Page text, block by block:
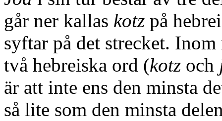
går ner kallas kotz på
syftar på det strecket.
två hebreiska ord (kotz och
är att inte ens den minsta
så lite som den minsta